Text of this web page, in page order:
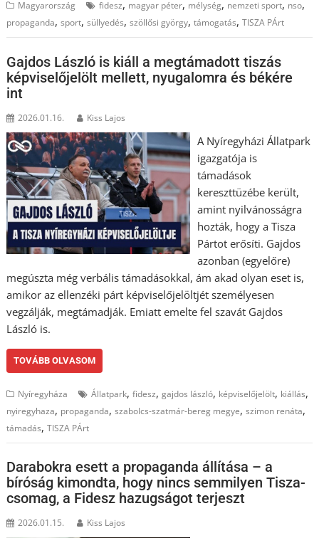
Magyarország fidesz, magyar péter, mélység, nemzeti sport, nso,
propaganda,sport,süllyedés,szöllősi györgy,támogatás,TISZA PÁrt
Gajdos László is kiáll a megtámadott tiszás
képviselőjelölt mellett, nyugalomra és békére
int
2026.01.16. Kiss Lajos
A Nyíregyházi Állatpark
igazgatója is
támadások
kereszttüzébe került,
amint nyilvánosságra
hozták, hogy a Tisza
Pártot erősíti. Gajdos
azonban (egyelőre)
megúszta még verbális támadásokkal, ám akad olyan eset is,
amikor az ellenzéki párt képviselőjelöltjét személyesen
vegzálják, megtámadják. Emiatt emelte fel szavát Gajdos
László is.
TOVÁBB OLVASOM
Nyíregyháza Állatpark,fidesz,gajdos lászló, képviselőjelölt, kiállás,
nyiregyhaza, propaganda,szabolcs-szatmár-bereg megye,szimon renáta,
támadás,TISZA PÁrt
Darabokra esett a propaganda állítása – a
bíróság kimondta, hogy nincs semmilyen Tisza-
csomag, a Fidesz hazugságot terjeszt
2026.01.15. Kiss Lajos